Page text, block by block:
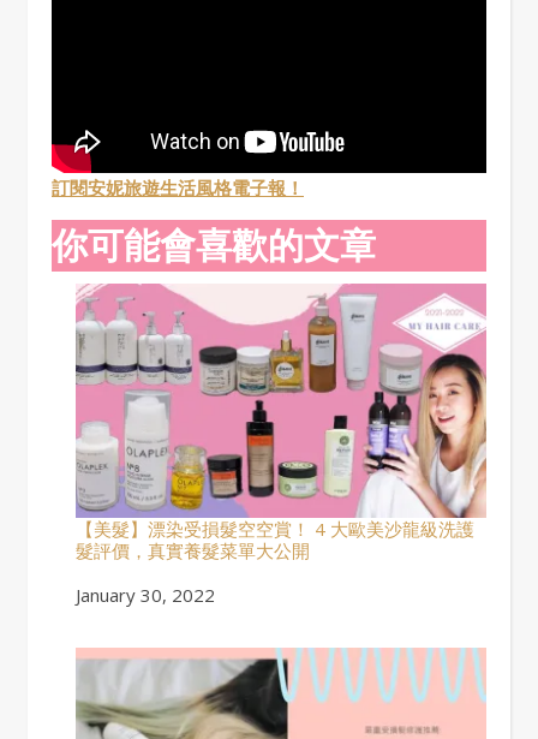
訂閱安妮旅遊生活風格電子報！
你可能會喜歡的文章
【美髮】漂染受損髮空空賞！ 4 大歐美沙龍級洗護
髮評價，真實養髮菜單大公開
Date
January 30, 2022